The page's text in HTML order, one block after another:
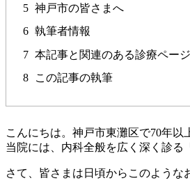
5 神戸市の皆さまへ
6 執筆者情報
7 本記事と関連のある診療ページ
8
この記事の執筆
こんにちは。神戸市東灘区で70年以
当院には、内科全般を広く深く診る
さて、皆さまは日頃からこのような